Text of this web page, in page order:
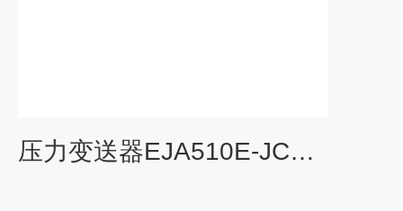
压力变送器EJA510E-JCS4N-017E/NS21